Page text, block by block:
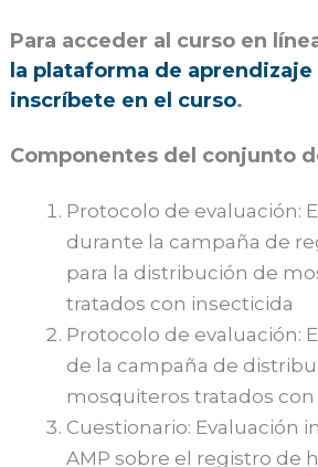
Para acceder al curso en
la plataforma de aprendizaje
inscríbete en el curso.
Componentes del conjunto
Protocolo de evaluación:
durante la campaña de
para la distribución de
tratados con insecticida
Protocolo de evaluación:
de la campaña de
mosquiteros tratados con
Cuestionario: Evaluación
AMP sobre el registro de